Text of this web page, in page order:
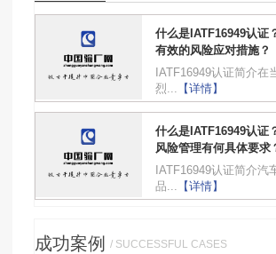
什么是IATF16949认证
有效的风险应对措施？
IATF16949认证简介在
烈...
【详情】
什么是IATF16949认证
风险管理有何具体要求
IATF16949认证简介汽
品...
【详情】
成功案例 / SUCCESSFUL CASES